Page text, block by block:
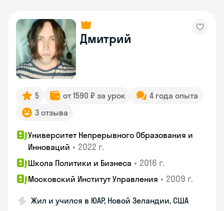
Дмитрий
5 от 1590 ₽ за урок
4 года опыта
3 отзыва
Университет Непрерывного Образования и
Инноваций • 2022 г.
Школа Политики и Бизнеса • 2016 г.
Московский Институт Управления • 2009 г.
Жил и учился в ЮАР, Новой Зеландии, США